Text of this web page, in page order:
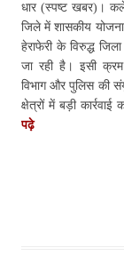
धार (स्पष्ट खबर)।
जिले में शासकीय
हेराफेरी के विरुद्ध जिला
जा रही है। इसी
विभाग और पुलिस की
क्षेत्रों में बड़ी
पढ़े